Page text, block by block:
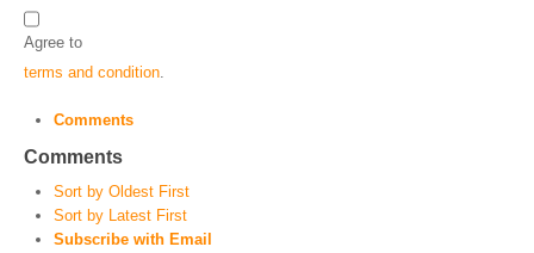
Agree to
terms and condition
Comments
Comments
Sort by Oldest First
Sort by Latest First
Subscribe with Email